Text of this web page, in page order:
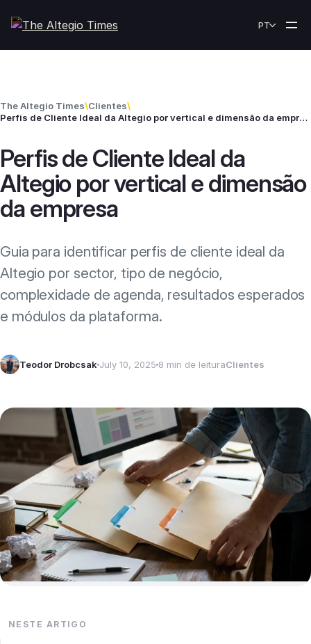
PT
The Altegio Times\Clientes\
Perfis de Cliente Ideal da Altegio por vertical e dimensão da empresa
Perfis de Cliente Ideal da
Altegio por vertical e dimensão
da empresa
Guia para identificar perfis de cliente ideal da
Altegio por sector, tipo de negócio,
complexidade de agenda, resultados esperados
e módulos da plataforma.
Teodor Drobcsak July 10, 2025 8 min de leituraClientes
NESTE ARTIGO